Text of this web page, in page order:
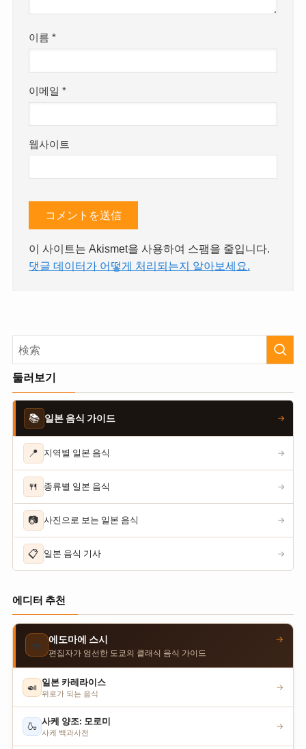
이름*
이메일*
웹사이트
이 사이트는 Akismet을 사용하여 스팸을 줄입니다.
댓글 데이터가 어떻게 처리되는지 알아보세요.
둘러보기
📚 일본 음식 가이드 →
📍 지역별 일본 음식 →
🍴 종류별 일본 음식 →
📷 사진으로 보는 일본 음식 →
📋 일본 음식 기사 →
에디터 추천
🍣 에도마에 스시
편집자가 엄선한 도쿄의 클래식 음식 가이드
→
🍛 일본 카레라이스
위로가 되는 음식
→
🍶 사케 양조: 모로미
사케 백과사전
→